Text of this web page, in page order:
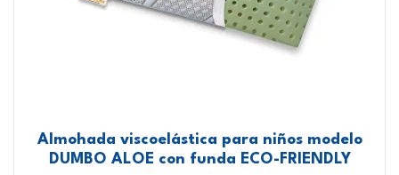
Almohada viscoelástica para niños modelo
DUMBO ALOE con funda ECO-FRIENDLY